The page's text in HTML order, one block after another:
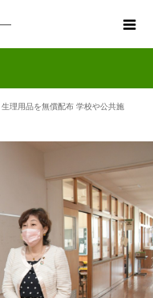
生理用品を無償配布 学校や公共施